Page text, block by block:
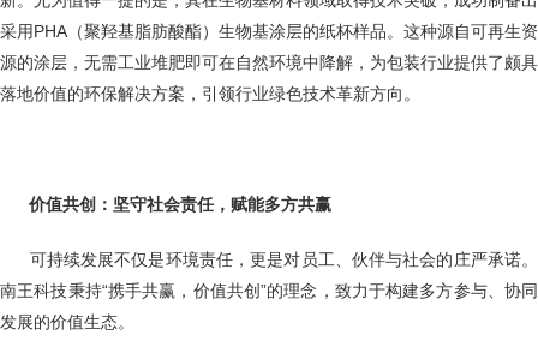
采用PHA（聚羟基脂肪酸酯）生物基涂层的纸杯样品。这种源自可再生资
源的涂层，无需工业堆肥即可在自然环境中降解，为包装行业提供了颇具
落地价值的环保解决方案，引领行业绿色技术革新方向。
价值共创：坚守社会责任，赋能多方共赢
可持续发展不仅是环境责任，更是对员工、伙伴与社会的庄严承诺。
南王科技秉持“携手共赢，价值共创”的理念，致力于构建多方参与、协同
发展的价值生态。